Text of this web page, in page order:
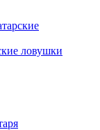
ловушки